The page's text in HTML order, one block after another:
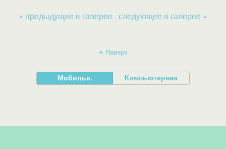
« предыдущее в галерее следующее в галерее »
Наверх
Мобильн. Компьютерная